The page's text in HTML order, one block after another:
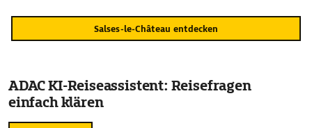
Salses-le-Château entdecken
ADAC KI-Reiseassistent: Reisefragen
einfach klären